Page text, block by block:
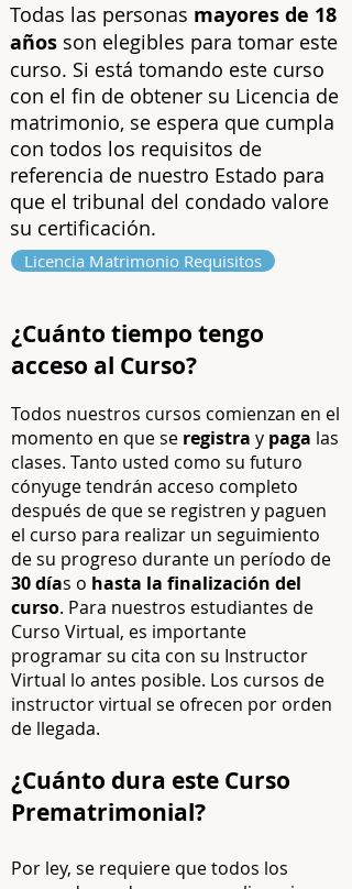
Todas las personas mayores de 18
años son elegibles para tomar este
curso. Si está tomando este curso
con el fin de obtener su Licencia de
matrimonio, se espera que cumpla
con todos los requisitos de
referencia de nuestro Estado para
que el tribunal del condado valore
su certificación.
Licencia Matrimonio Requisitos
¿Cuánto tiempo tengo
acceso al Curso?
Todos nuestros cursos comienzan en el
momento en que se registra y paga las
clases. Tanto usted como su futuro
cónyuge tendrán acceso completo
después de que se registren y paguen
el curso para realizar un seguimiento
de su progreso durante un período de
30 días o hasta la finalización del
curso. Para nuestros estudiantes de
Curso Virtual, es importante
programar su cita con su Instructor
Virtual lo antes posible. Los cursos de
instructor virtual se ofrecen por orden
de llegada.
¿Cuánto dura este Curso
Prematrimonial?
Por ley, se requiere que todos los